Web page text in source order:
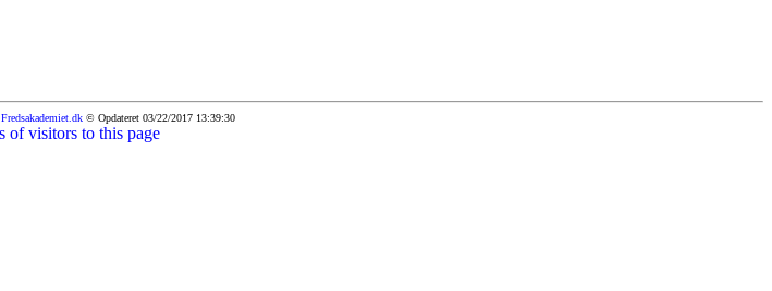
Fredsakademiet.dk © Opdateret 03/22/2017 13:39:30